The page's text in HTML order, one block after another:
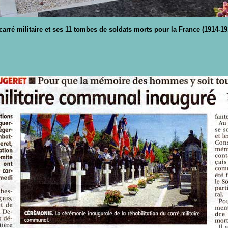
militaire et ses 11 tombes de soldats morts pour la France (1914-